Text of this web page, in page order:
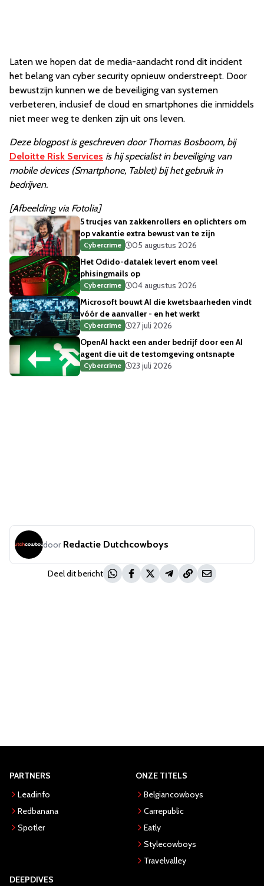
Laten we hopen dat de media-aandacht rond dit incident
het belang van cyber security opnieuw onderstreept. Door
bewustzijn kunnen we de beveiliging van systemen
verbeteren, inclusief de cloud en smartphones die inmiddels
niet meer weg te denken zijn uit ons leven.
Deze blogpost is geschreven door Thomas Bosboom, bij
Deloitte Risk Services is hij specialist in beveiliging van
mobile devices (Smartphone, Tablet) bij het gebruik in
bedrijven.
[Afbeelding via Fotolia]
5 trucjes van zakkenrollers en oplichters om
op vakantie extra bewust van te zijn
Cybercrime
05 augustus 2026
Het Odido-datalek levert enom veel
phisingmails op
Cybercrime
04 augustus 2026
Microsoft bouwt AI die kwetsbaarheden vindt
vóór de aanvaller - en het werkt
Cybercrime
27 juli 2026
OpenAI hackt een ander bedrijf door een AI
agent die uit de testomgeving ontsnapte
Cybercrime 23 juli 2026
door Redactie Dutchcowboys
Deel dit bericht
PARTNERS
Leadinfo
Redbanana
Spotler
ONZE TITELS
Belgiancowboys
Carrepublic
Eatly
Stylecowboys
Travelvalley
DEEPDIVES